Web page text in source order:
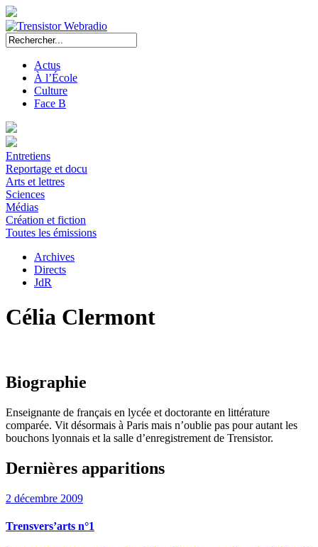
Actus
À l’École
Culture
Face B
Entretiens
Reportage et docu
Arts et lettres
Sciences
Médias
Création et fiction
Toutes les émissions
Archives
Directs
JdR
Célia Clermont
Biographie
Enseignante de français en lycée et doctorante en littérature
comparée. Vit désormais à Paris mais n’oublie pas pour autant les
bouchons lyonnais et la salle d’enregistrement de Trensistor.
Dernières apparitions
2 décembre 2009
Trensvers’arts n°1